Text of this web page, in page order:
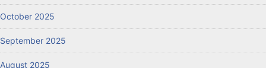
October 2025
September 2025
August 2025